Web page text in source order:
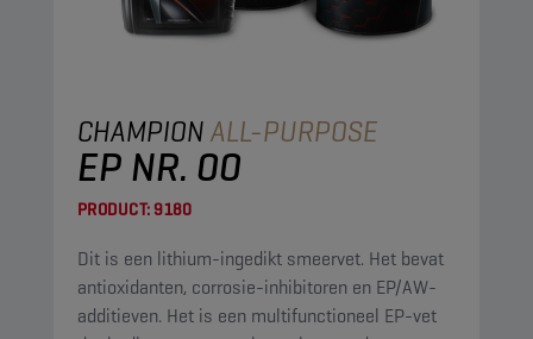
CHAMPIONALL-PURPOSE
EP NR. 00
PRODUCT:9180
Dit is een lithium-ingedikt smeervet. Het bevat
antioxidanten, corrosie-inhibitoren en EP/AW-
additieven. Het is een multifunctioneel EP-vet